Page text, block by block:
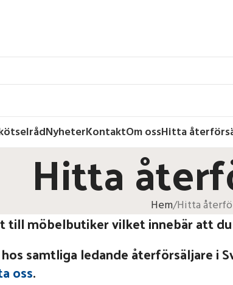
NyheterKontaktOm ossHitta
Hitta Hem Hitta
till möbelbutiker vilket innebär att
samtliga ledande återförsäljare i
oss.